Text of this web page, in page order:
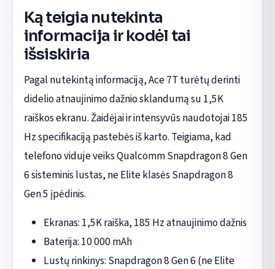
Ką teigia nutekinta
informacija ir kodėl tai
išsiskiria
Pagal nutekintą informaciją, Ace 7T turėtų derinti
didelio atnaujinimo dažnio sklandumą su 1,5K
raiškos ekranu. Žaidėjai ir intensyvūs naudotojai 185
Hz specifikaciją pastebės iš karto. Teigiama, kad
telefono viduje veiks Qualcomm Snapdragon 8 Gen
6 sisteminis lustas, ne Elite klasės Snapdragon 8
Gen 5 įpėdinis.
Ekranas: 1,5K raiška, 185 Hz atnaujinimo dažnis
Baterija: 10 000 mAh
Lustų rinkinys: Snapdragon 8 Gen 6 (ne Elite